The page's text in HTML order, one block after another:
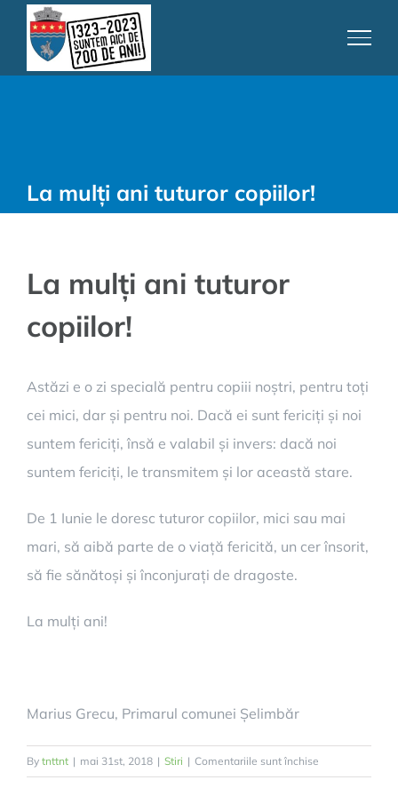
content
La mulți ani tuturor copiilor!
La mulți ani tuturor
copiilor!
Astăzi e o zi specială pentru copiii noștri, pentru toți
cei mici, dar și pentru noi. Dacă ei sunt fericiți și noi
suntem fericiți, însă e valabil și invers: dacă noi
suntem fericiți, le transmitem și lor această stare.
De 1 Iunie le doresc tuturor copiilor, mici sau mai
mari, să aibă parte de o viață fericită, un cer însorit,
să fie sănătoși și înconjurați de dragoste.
La mulți ani!
Marius Grecu, Primarul comunei Șelimbăr
By tnttnt | mai 31st, 2018 | Stiri | Comentariile sunt închise
La